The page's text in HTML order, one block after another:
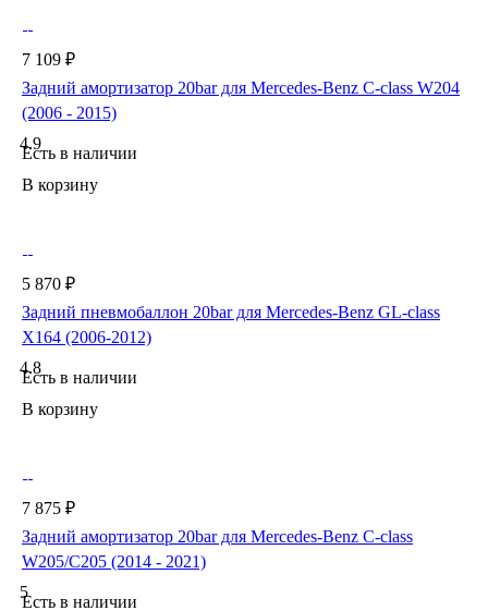
7 109 ₽
Задний амортизатор 20bar для Mercedes-Benz C-class W204
(2006 - 2015)
4.9
Есть в наличии
В корзину
5 870 ₽
Задний пневмобаллон 20bar для Mercedes-Benz GL-class
X164 (2006-2012)
4.8
Есть в наличии
В корзину
7 875 ₽
Задний амортизатор 20bar для Mercedes-Benz C-class
W205/C205 (2014 - 2021)
5
Есть в наличии